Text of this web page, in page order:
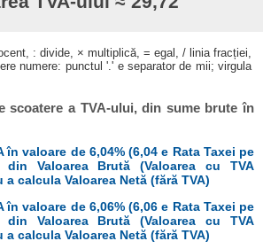
: divide, × multiplică, = egal, / linia fracției,
numere: punctul '.' e separator de mii; virgula
scoatere a TVA-ului, din sume brute în
în valoare de 6,04% (6,04 e Rata Taxei pe
din Valoarea Brută (Valoarea cu TVA
calcula Valoarea Netă (fără TVA)
în valoare de 6,06% (6,06 e Rata Taxei pe
din Valoarea Brută (Valoarea cu TVA
calcula Valoarea Netă (fără TVA)